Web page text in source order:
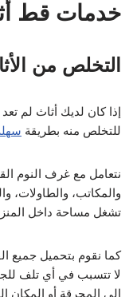
خدمات قط
التخلص من
إذا كان لديك أثاث لم
للتخلص منه بطريقة
نتعامل مع غرف النوم
والمكاتب، والطاولات،
تشغل مساحة داخل
كما نقوم بتحميل جميع
لا تتسبب في أي تلف
إلى المحرقة أو